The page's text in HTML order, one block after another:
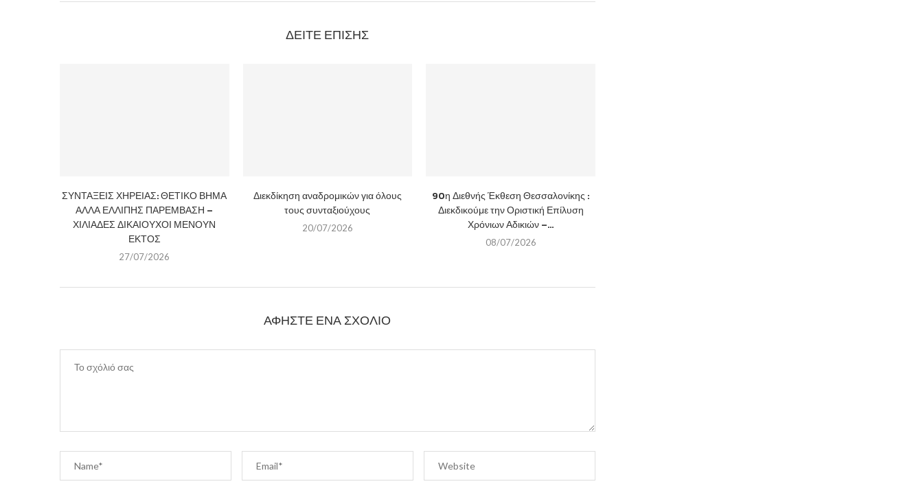
ΔΕΊΤΕ ΕΠΊΣΗΣ
ΣΥΝΤΑΞΕΙΣ ΧΗΡΕΙΑΣ: ΘΕΤΙΚΟ ΒΗΜΑ
ΑΛΛΑ ΕΛΛΙΠΗΣ ΠΑΡΕΜΒΑΣΗ –
ΧΙΛΙΑΔΕΣ ΔΙΚΑΙΟΥΧΟΙ ΜΕΝΟΥΝ
ΕΚΤΟΣ
27/07/2026
Διεκδίκηση αναδρομικών για όλους
τους συνταξιούχους
20/07/2026
90η Διεθνής Έκθεση Θεσσαλονίκης :
Διεκδικούμε την Οριστική Επίλυση
Χρόνιων Αδικιών –...
08/07/2026
ΑΦΉΣΤΕ ΈΝΑ ΣΧΌΛΙΟ